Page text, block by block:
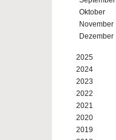
Oktober
November
Dezember
2025
2024
2023
2022
2021
2020
2019